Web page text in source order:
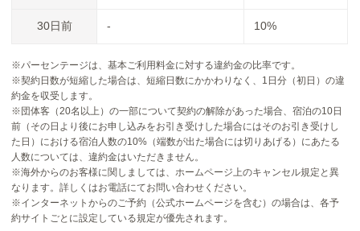
30日前 - 10%
※パーセンテージは、基本ご利用料金に対する違約金の比率です。
※契約日数が短縮した場合は、短縮日数にかかわりなく、1日分（初日）の違
約金を収受します。
※団体客（20名以上）の一部について契約の解除があった場合、宿泊の10日
前（その日より後にお申し込みをお引き受けした場合にはそのお引き受けし
た日）における宿泊人数の10%（端数が出た場合には切りあげる）にあたる
人数については、違約金はいただきません。
※海外からのお客様に関しましては、ホームページ上のキャンセル規定と異
なります。詳しくはお電話にてお問い合わせください。
※インターネットからのご予約（公式ホームページを含む）の場合は、各予
約サイトごとに設定している規定が優先されます。